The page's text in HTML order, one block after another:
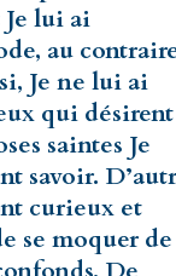
lui ai
au
Je ne lui ai
qui désirent
saintes Je
savoir.
curieux et
se moquer de